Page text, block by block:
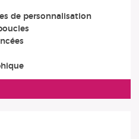
de personnalisation